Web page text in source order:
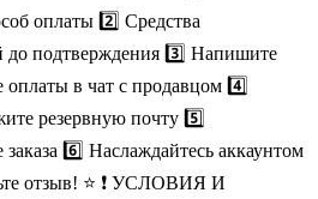
оплаты 2️⃣ Средства
до подтверждения 3️⃣ Напишите
оплаты в чат с продавцом 4️⃣
резервную почту 5️⃣
6️⃣ Наслаждайтесь аккаунтом
отзыв! ⭐️ ❗️ УСЛОВИЯ И